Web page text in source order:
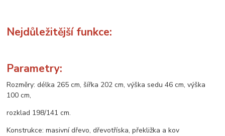
Nejdůležitější funkce:
Parametry:
Rozměry: délka 265 cm, šířka 202 cm, výška sedu 46 cm, výška
100 cm,
rozklad 198/141 cm.
Konstrukce: masivní dřevo, dřevotříska, překližka a kov